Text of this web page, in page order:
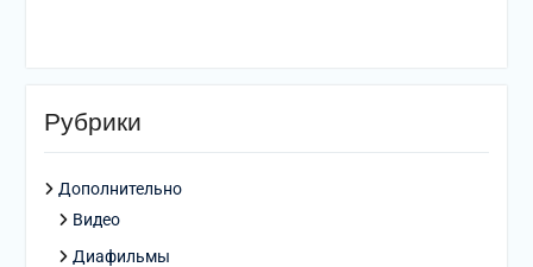
Рубрики
Дополнительно
Видео
Диафильмы